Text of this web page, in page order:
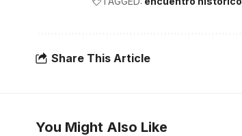
Share This Article
You Might Also Like